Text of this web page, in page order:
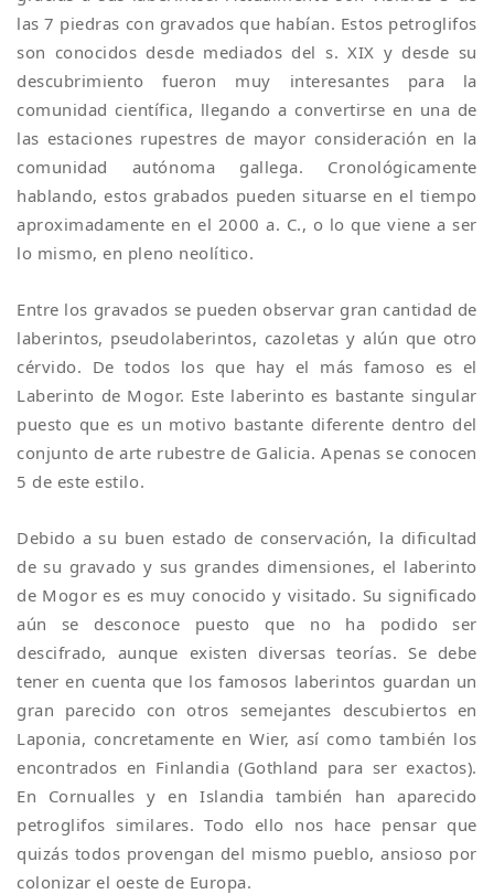
las 7 piedras con gravados que habían. Estos petroglifos
son conocidos desde mediados del s. XIX y desde su
descubrimiento fueron muy interesantes para la
comunidad científica, llegando a convertirse en una de
las estaciones rupestres de mayor consideración en la
comunidad autónoma gallega. Cronológicamente
hablando, estos grabados pueden situarse en el tiempo
aproximadamente en el 2000 a. C., o lo que viene a ser
lo mismo, en pleno neolítico.
Entre los gravados se pueden observar gran cantidad de
laberintos, pseudolaberintos, cazoletas y alún que otro
cérvido. De todos los que hay el más famoso es el
Laberinto de Mogor. Este laberinto es bastante singular
puesto que es un motivo bastante diferente dentro del
conjunto de arte rubestre de Galicia. Apenas se conocen
5 de este estilo.
Debido a su buen estado de conservación, la dificultad
de su gravado y sus grandes dimensiones, el laberinto
de Mogor es es muy conocido y visitado. Su significado
aún se desconoce puesto que no ha podido ser
descifrado, aunque existen diversas teorías. Se debe
tener en cuenta que los famosos laberintos guardan un
gran parecido con otros semejantes descubiertos en
Laponia, concretamente en Wier, así como también los
encontrados en Finlandia (Gothland para ser exactos).
En Cornualles y en Islandia también han aparecido
petroglifos similares. Todo ello nos hace pensar que
quizás todos provengan del mismo pueblo, ansioso por
colonizar el oeste de Europa.